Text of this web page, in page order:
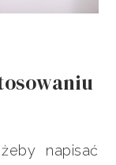
napisać